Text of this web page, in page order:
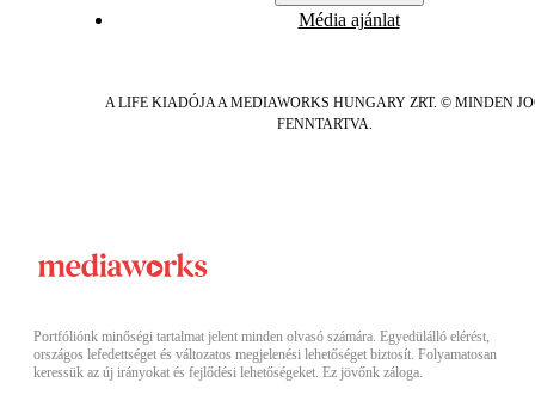
Média ajánlat
A LIFE KIADÓJA A MEDIAWORKS HUNGARY ZRT. © MINDEN
FENNTARTVA.
Portfóliónk minőségi tartalmat jelent minden olvasó számára. Egyedülálló elérést,
országos lefedettséget és változatos megjelenési lehetőséget biztosít. Folyamatosan
keressük az új irányokat és fejlődési lehetőségeket. Ez jövőnk záloga.